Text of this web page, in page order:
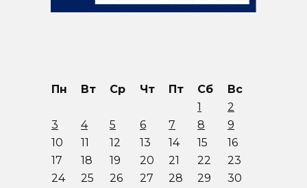
Пн Вт Ср Чт Пт Сб
Вс
1
2
3
4 5 6 7 8
9
10
11 12 13 14 15
16
17
18 19 20 21 22
23
24
25 26 27 28 29
30